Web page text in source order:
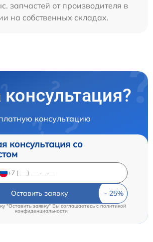
запчастей от производителя в
на собственных складах.
консультацию
консультация со
Оставить заявку
"Оставить заявку" Вы соглашаетесь cполитикой
конфиденциальности